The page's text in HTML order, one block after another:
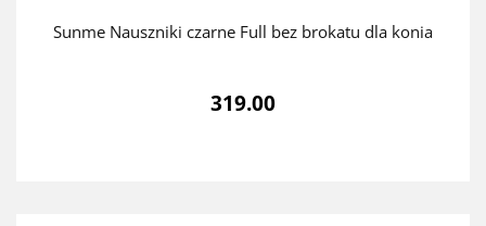
Sunme Nauszniki czarne Full bez brokatu dla konia
319.00